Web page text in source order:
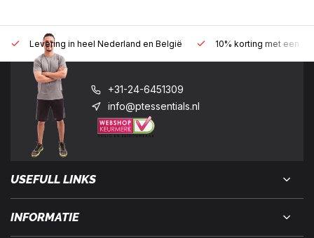
Levering in heel Nederland en België 10% korting met een
+31-24-6451309
info@ptessentials.nl
USEFULL LINKS
INFORMATIE